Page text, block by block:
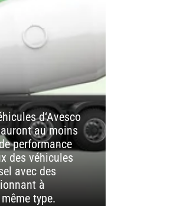
d‘Avesco
au moins
performance
des véhicules
avec des
à
type.